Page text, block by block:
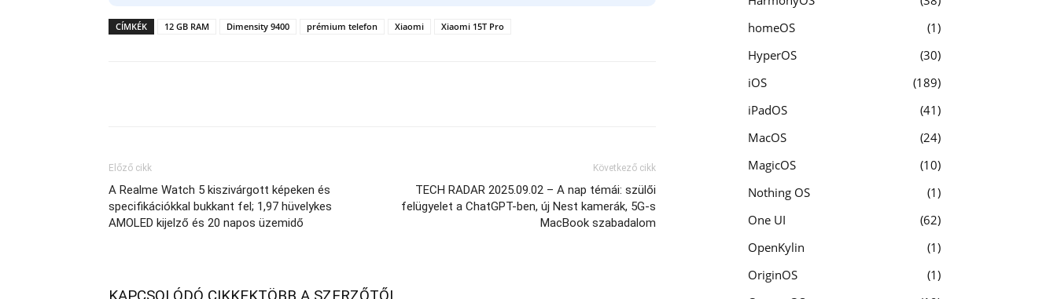
CÍMKÉK 12 GB RAM Dimensity 9400 prémium telefon Xiaomi Xiaomi 15T Pro
Előző cikk
A Realme Watch 5 kiszivárgott képeken és
specifikációkkal bukkant fel; 1,97 hüvelykes
AMOLED kijelző és 20 napos üzemidő
Következő cikk
TECH RADAR 2025.09.02 – A nap témái: szülői
felügyelet a ChatGPT-ben, új Nest kamerák, 5G-s
MacBook szabadalom
homeOS
1
HyperOS
30
iOS
189
iPadOS
41
MacOS
24
MagicOS
10
Nothing OS
1
One UI
62
OpenKylin
1
OriginOS
1